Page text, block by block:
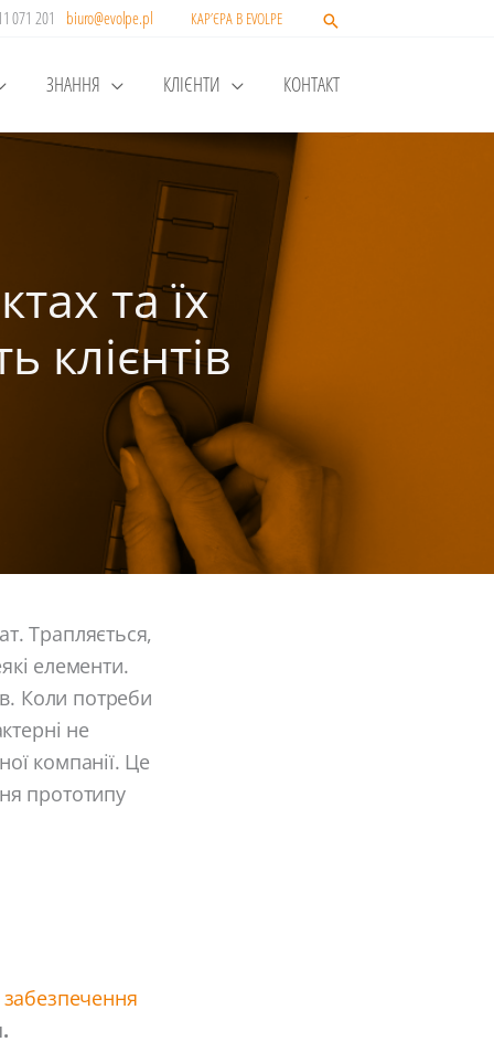
071 201 biuro@evolpe.pl КАР’ЄРА В EVOLPE
ЗНАННЯ КЛІЄНТИ КОНТАКТ
та їх
клієнтів
Трапляється,
елементи.
Коли потреби
не
компанії. Це
прототипу